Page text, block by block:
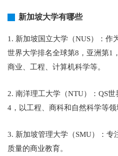
新加坡大学有哪些
1. 新加坡国立大学（NUS）：作
世界大学排名全球第8，亚洲第1
商业、工程、计算机科学等。
2. 南洋理工大学（NTU）：QS
4，以工程、商科和自然科学等领
3. 新加坡管理大学（SMU）：专
质量的商业教育。